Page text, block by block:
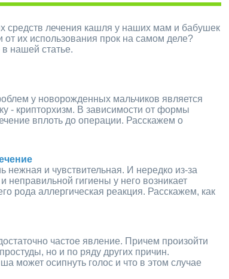
средств лечения кашля у наших мам и бабушек
от их использования прок на самом деле?
нашей статье.
у новорожденных мальчиков является
- крипторхизм. В зависимости от формы
вплоть до операции. Расскажем о
нежная и чувствительная. И нередко из-за
неправильной гигиены у него возникает
рода аллергическая реакция. Расскажем, как
частое явление. Причем произойти
но и по ряду других причин.
может осипнуть голос и что в этом случае